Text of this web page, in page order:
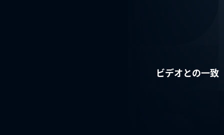
ビデオとの一致